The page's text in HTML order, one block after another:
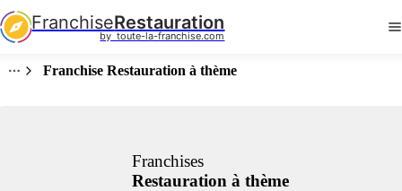
FranchiseRestauration
by  toute-la-franchise.com
Franchise Restauration à thème
Franchises
Restauration à thème